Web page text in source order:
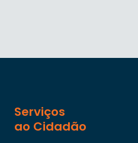
Serviços
ao Cidadão